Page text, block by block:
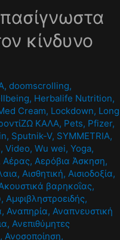
κίνδυνο
,doomscrolling,
, Herbalife Nutrition,
Cream, Lockdown, Long
ΚΑΛΑ, Pets, Pfizer,
, Sputnik-V, SYMMETRIA,
,Video,Wu wei,Yoga,
Αέρας, Αερόβια Άσκηση,
, Αισθητική, Αισιοδοξία,
βαρηκοΐας,
, Αμφιβληστροειδής,
, Αναπηρία, Αναπνευστική
, Ανεπιθύμητες
, Ανοσοποίηση,